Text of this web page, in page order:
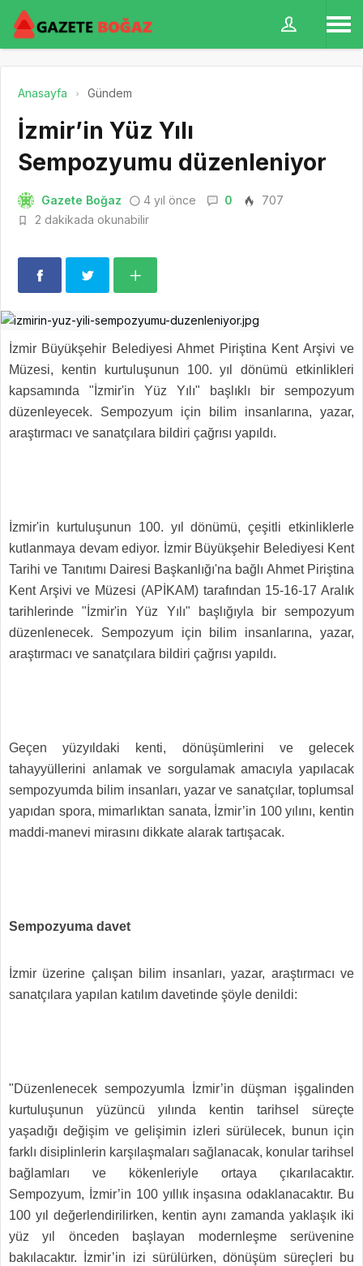
Anasayfa Gündem
İzmir’in Yüz Yılı
Sempozyumu düzenleniyor
Gazete Boğaz 4 yıl önce 0
707
2 dakikada okunabilir
İzmir Büyükşehir Belediyesi Ahmet Piriştina Kent Arşivi ve
Müzesi, kentin kurtuluşunun 100. yıl dönümü etkinlikleri
kapsamında "İzmir'in Yüz Yılı" başlıklı bir sempozyum
düzenleyecek. Sempozyum için bilim insanlarına, yazar,
araştırmacı ve sanatçılara bildiri çağrısı yapıldı.
İzmir'in kurtuluşunun 100. yıl dönümü, çeşitli etkinliklerle
kutlanmaya devam ediyor. İzmir Büyükşehir Belediyesi Kent
Tarihi ve Tanıtımı Dairesi Başkanlığı'na bağlı Ahmet Piriştina
Kent Arşivi ve Müzesi (APİKAM) tarafından 15-16-17 Aralık
tarihlerinde "İzmir'in Yüz Yılı" başlığıyla bir sempozyum
düzenlenecek. Sempozyum için bilim insanlarına, yazar,
araştırmacı ve sanatçılara bildiri çağrısı yapıldı.
Geçen yüzyıldaki kenti, dönüşümlerini ve gelecek
tahayyüllerini anlamak ve sorgulamak amacıyla yapılacak
sempozyumda bilim insanları, yazar ve sanatçılar, toplumsal
yapıdan spora, mimarlıktan sanata, İzmir’in 100 yılını, kentin
maddi-manevi mirasını dikkate alarak tartışacak.
Sempozyuma davet
İzmir üzerine çalışan bilim insanları, yazar, araştırmacı ve
sanatçılara yapılan katılım davetinde şöyle denildi:
"Düzenlenecek sempozyumla İzmir’in düşman işgalinden
kurtuluşunun yüzüncü yılında kentin tarihsel süreçte
yaşadığı değişim ve gelişimin izleri sürülecek, bunun için
farklı disiplinlerin karşılaşmaları sağlanacak, konular tarihsel
bağlamları ve kökenleriyle ortaya çıkarılacaktır.
Sempozyum, İzmir’in 100 yıllık inşasına odaklanacaktır. Bu
100 yıl değerlendirilirken, kentin aynı zamanda yaklaşık iki
yüz yıl önceden başlayan modernleşme serüvenine
bakılacaktır. İzmir’in izi sürülürken, dönüşüm süreçleri bu